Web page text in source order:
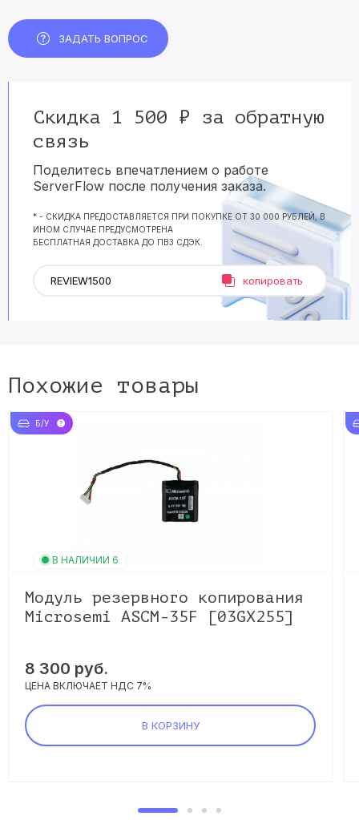
ЗАДАТЬ ВОПРОС
Скидка 1 500 ₽ за обратную
связь
Поделитесь впечатлением о работе
ServerFlow после получения заказа.
* - СКИДКА ПРЕДОСТАВЛЯЕТСЯ ПРИ ПОКУПКЕ ОТ 30 000 РУБЛЕЙ, В
ИНОМ СЛУЧАЕ ПРЕДУСМОТРЕНА
БЕСПЛАТНАЯ ДОСТАВКА ДО ПВЗ СДЭК.
копировать
Похожие товары
Б/У
В НАЛИЧИИ 6
Модуль резервного копирования
Microsemi ASCM-35F [03GX255]
8 300 руб.
ЦЕНА ВКЛЮЧАЕТ НДС 7%
В КОРЗИНУ